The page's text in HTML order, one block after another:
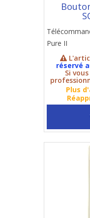
Pure II
réservé
Si
Plus